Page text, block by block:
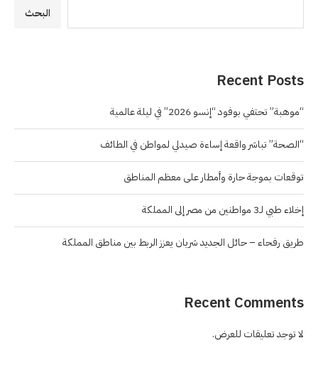
البحث
Recent Posts
“موهبة” تحتفي بوفود “إنسو 2026” في ليلة عالمية
“الصحة” تباشر واقعة إساءة صيدلي لمواطن في الطائف
توقعات بموجة حارة وأمطار على معظم المناطق
إخلاء طبي لـ3 مواطنين من مصر إلى المملكة
طريق رفحاء – حائل الجديد شريان يعزز الربط بين مناطق المملكة
Recent Comments
لا توجد تعليقات للعرض.